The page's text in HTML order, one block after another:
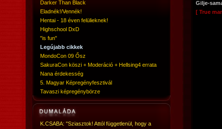
Darker Than Black
Eladnék!/Vennék!
Hentai - 18 éven felülieknek!
Highschool DxD
"is fun"
Legújabb cikkek
MondoCon 09 Ősz
SakuraCon köszi + Moderáció + Hellsing4 errata
Nana érdekesség
5. Magyar Képregényfesztivál
Tavaszi képregénybörze
K.CSABA: "Sziasztok! Attól függetlenül, hogy a
Gilje-
[ True